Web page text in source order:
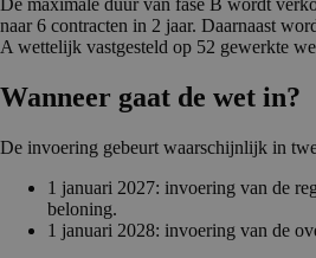
De maximale duur van fase B wordt
naar 6 contracten in 2 jaar. Daarnaast
A wettelijk vastgesteld op 52 gewerkte
Wanneer gaat de wet in?
De invoering gebeurt waarschijnlijk in
1 januari 2027: invoering van de
beloning.
1 januari 2028: invoering van de